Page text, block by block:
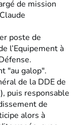
de mission
poste de
l’Equipement à
"au galop".
de la DDE de
puis responsable
de
alors à